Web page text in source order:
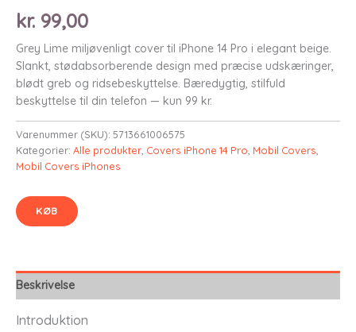
kr. 99,00
Grey Lime miljøvenligt cover til iPhone 14 Pro i elegant beige.
Slankt, stødabsorberende design med præcise udskæringer,
blødt greb og ridsebeskyttelse. Bæredygtig, stilfuld
beskyttelse til din telefon — kun 99 kr.
Varenummer (SKU): 5713661006575
Kategorier: Alle produkter Covers iPhone 14 Pro Mobil Covers
Mobil Covers iPhones
KØB
Beskrivelse
Introduktion